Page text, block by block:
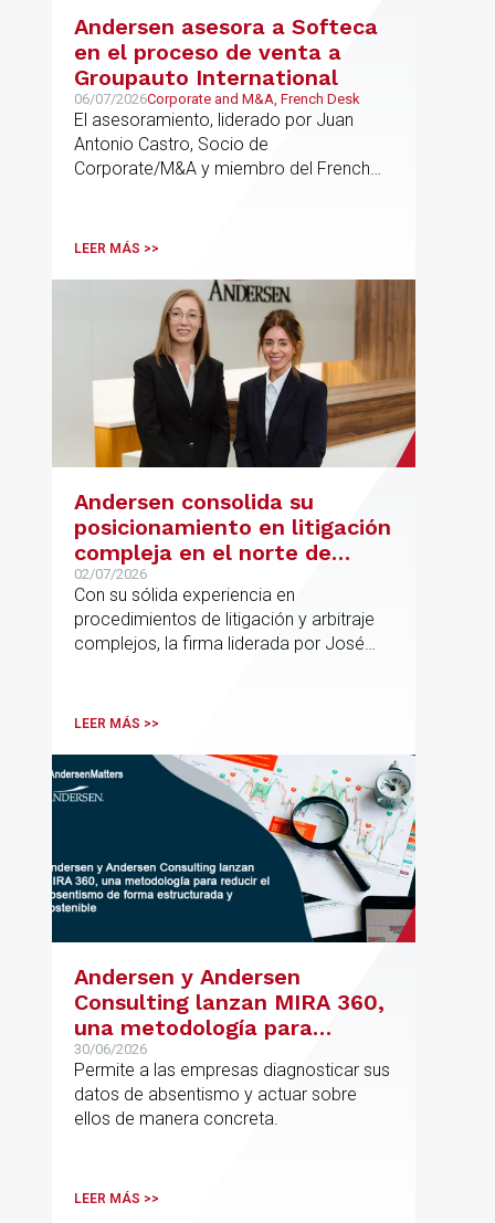
Andersen asesora a Softeca
en el proceso de venta a
Groupauto International
06/07/2026Corporate and M&A, French Desk
El asesoramiento, liderado por Juan
Antonio Castro, Socio de
Corporate/M&A y miembro del French
españolas que combinan los sectores
LEER MÁS >>
Andersen consolida su
posicionamiento en litigación
compleja en el norte de
España con la incorporación
de Rebeca Larena
02/07/2026
Con su sólida experiencia en
procedimientos de litigación y arbitraje
complejos, la firma liderada por José
posicionamiento en asesoramiento
LEER MÁS >>
Andersen y Andersen
Consulting lanzan MIRA 360,
una metodología para
reducir el absentismo de
forma estructurada y
sostenible
30/06/2026
Permite a las empresas diagnosticar sus
datos de absentismo y actuar sobre
ellos de manera concreta.
LEER MÁS >>